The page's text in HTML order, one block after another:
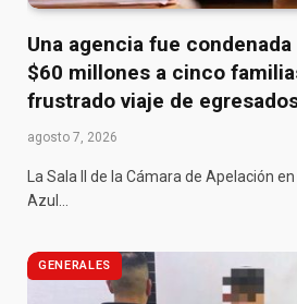
Una agencia fue
$60 millones a cinco
frustrado viaje de
agosto 7, 2026
La Sala II de la Cámara de Apelación
Azul…
GENERALES